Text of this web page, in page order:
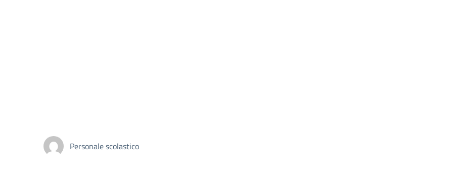
Personale scolastico